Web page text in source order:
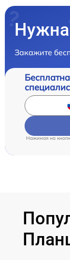
Нужна
Закажите
Нажимая на